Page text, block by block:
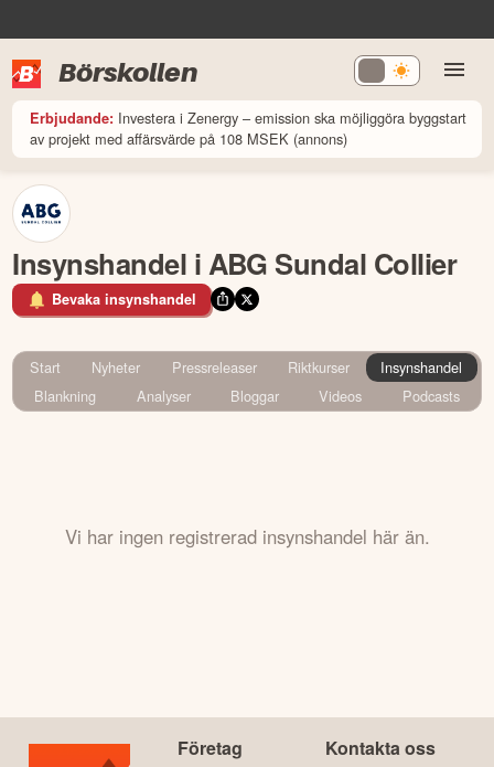
Börskollen
Erbjudande: Investera i Zenergy – emission ska möjliggöra byggstart
av projekt med affärsvärde på 108 MSEK (annons)
Insynshandel i ABG Sundal Collier
Bevaka insynshandel
Start Nyheter Pressreleaser Riktkurser
Insynshandel
Blankning
Analyser Bloggar Videos Podcasts
Vi har ingen registrerad insynshandel här än.
Företag Kontakta oss